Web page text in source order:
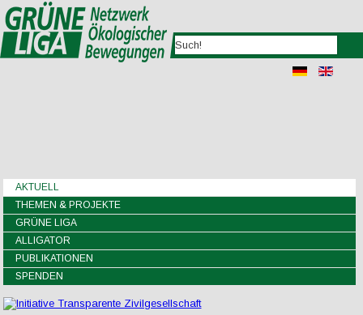
AKTUELL
THEMEN & PROJEKTE
GRÜNE LIGA
ALLIGATOR
PUBLIKATIONEN
SPENDEN